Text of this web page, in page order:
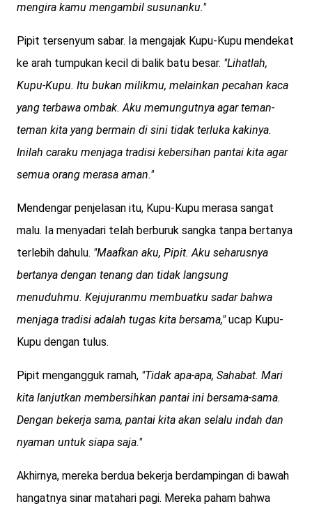
mengira kamu mengambil susunanku."
Pipit tersenyum sabar. Ia mengajak Kupu-Kupu mendekat
ke arah tumpukan kecil di balik batu besar. "Lihatlah,
Kupu-Kupu. Itu bukan milikmu, melainkan pecahan kaca
yang terbawa ombak. Aku memungutnya agar teman-
teman kita yang bermain di sini tidak terluka kakinya.
Inilah caraku menjaga tradisi kebersihan pantai kita agar
semua orang merasa aman."
Mendengar penjelasan itu, Kupu-Kupu merasa sangat
malu. Ia menyadari telah berburuk sangka tanpa bertanya
terlebih dahulu. "Maafkan aku, Pipit. Aku seharusnya
bertanya dengan tenang dan tidak langsung
menuduhmu. Kejujuranmu membuatku sadar bahwa
menjaga tradisi adalah tugas kita bersama,"ucap Kupu-
Kupu dengan tulus.
Pipit mengangguk ramah, "Tidak apa-apa, Sahabat. Mari
kita lanjutkan membersihkan pantai ini bersama-sama.
Dengan bekerja sama, pantai kita akan selalu indah dan
nyaman untuk siapa saja."
Akhirnya, mereka berdua bekerja berdampingan di bawah
hangatnya sinar matahari pagi. Mereka paham bahwa